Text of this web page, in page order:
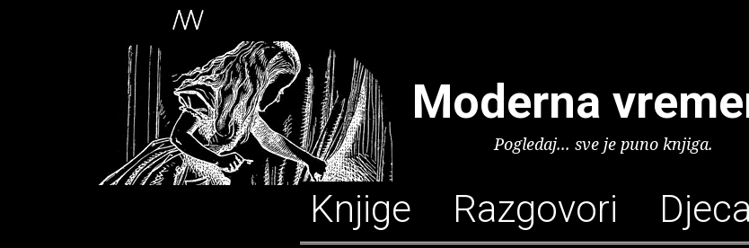
Moderna
Pogledaj... sve je puno knjiga.
Knjige Razgovori Djeca